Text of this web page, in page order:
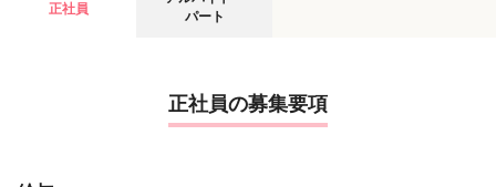
正社員
パート
正社員の募集要項